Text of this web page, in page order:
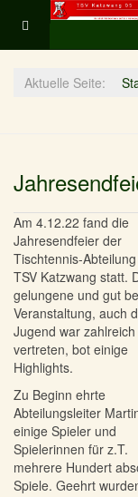
Aktuelle Seite:
Am 4.12.22 fand die
Jahresendfeier der
Tischtennis-
TSV Katzwang statt.
gelungene und gut
Veranstaltung, auch
Jugend war zahlreich
vertreten, bot einige
Highlights.
Zu Beginn ehrte
Abteilungsleiter
einige Spieler und
Spielerinnen für z.T.
mehrere Hundert
Spiele. Geehrt